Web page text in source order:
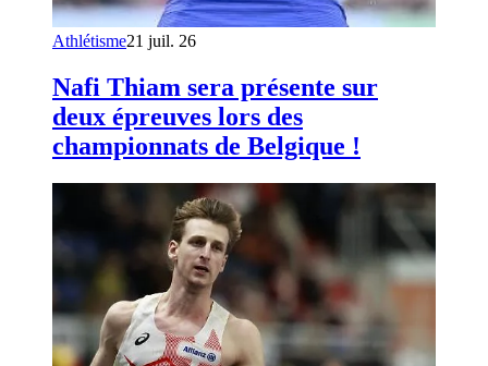
Athlétisme21 juil. 26
Nafi Thiam sera présente sur
deux épreuves lors des
championnats de Belgique !